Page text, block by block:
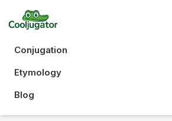
Conjugation
Etymology
Blog